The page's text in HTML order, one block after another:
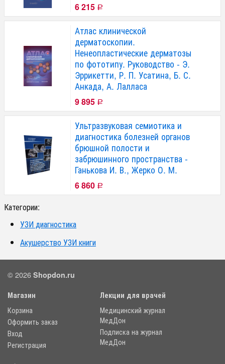
6 215 Р
Атлас клинической
дерматоскопии.
Ненеопластические дерматозы
по фототипу. Руководство - Э.
Эррикетти, Р. П. Усатина, Б. С.
Анкада, А. Лалласа
9 895 Р
Ультразвуковая семиотика и
диагностика болезней органов
брюшной полости и
забрюшинного пространства -
Ганькова И. В., Жерко О. М.
6 860 Р
Категории:
УЗИ диагностика
Акушерство УЗИ книги
© 2026 Shopdon.ru
Магазин
Корзина
Оформить заказ
Вход
Регистрация
Лекции для врачей
Медицинский журнал
МедДон
Подписка на журнал
МедДон